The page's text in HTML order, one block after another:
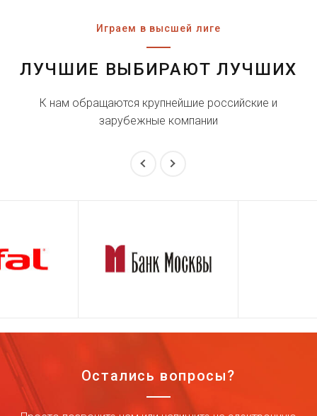
Играем в высшей лиге
ЛУЧШИЕ ВЫБИРАЮТ ЛУЧШИХ
К нам обращаются крупнейшие российские и
зарубежные компании
Остались вопросы?